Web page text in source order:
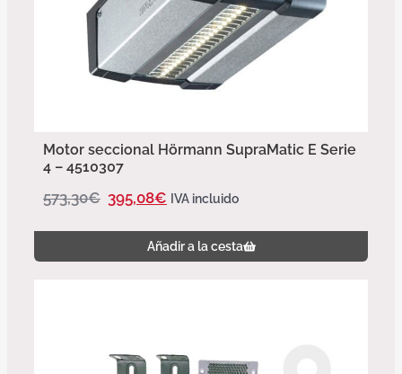
Motor seccional Hörmann SupraMatic E Serie
4 – 4510307
573,30€ 395,08€ IVA incluido
Añadir a la cesta